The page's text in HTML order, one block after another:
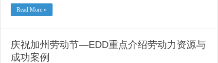
Lượng
Lao
Read More »
庆祝加州劳动节—EDD重点介绍劳动力资源与
成功案例